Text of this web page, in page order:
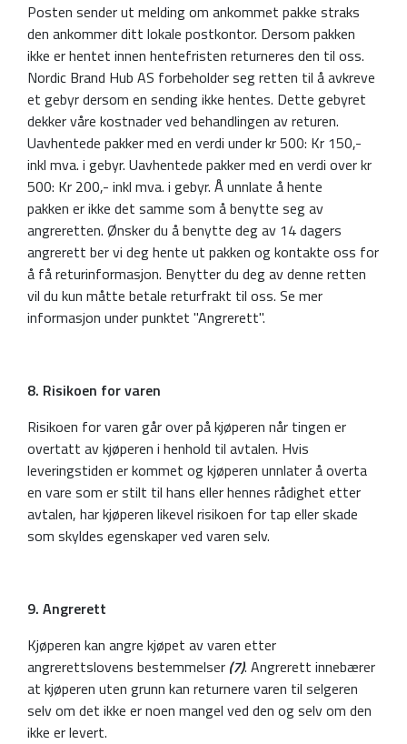
Posten sender ut melding om ankommet pakke straks
den ankommer ditt lokale postkontor. Dersom pakken
ikke er hentet innen hentefristen returneres den til oss.
Nordic Brand Hub AS forbeholder seg retten til å avkreve
et gebyr dersom en sending ikke hentes. Dette gebyret
dekker våre kostnader ved behandlingen av returen.
Uavhentede pakker med en verdi under kr 500: Kr 150,-
inkl mva. i gebyr. Uavhentede pakker med en verdi over kr
500: Kr 200,- inkl mva. i gebyr. Å unnlate å hente
pakken er ikke det samme som å benytte seg av
angreretten. Ønsker du å benytte deg av 14 dagers
angrerett ber vi deg hente ut pakken og kontakte oss for
å få returinformasjon. Benytter du deg av denne retten
vil du kun måtte betale returfrakt til oss. Se mer
informasjon under punktet "Angrerett".
8. Risikoen for varen
Risikoen for varen går over på kjøperen når tingen er
overtatt av kjøperen i henhold til avtalen. Hvis
leveringstiden er kommet og kjøperen unnlater å overta
en vare som er stilt til hans eller hennes rådighet etter
avtalen, har kjøperen likevel risikoen for tap eller skade
som skyldes egenskaper ved varen selv.
9. Angrerett
Kjøperen kan angre kjøpet av varen etter
angrerettslovens bestemmelser (7). Angrerett innebærer
at kjøperen uten grunn kan returnere varen til selgeren
selv om det ikke er noen mangel ved den og selv om den
ikke er levert.